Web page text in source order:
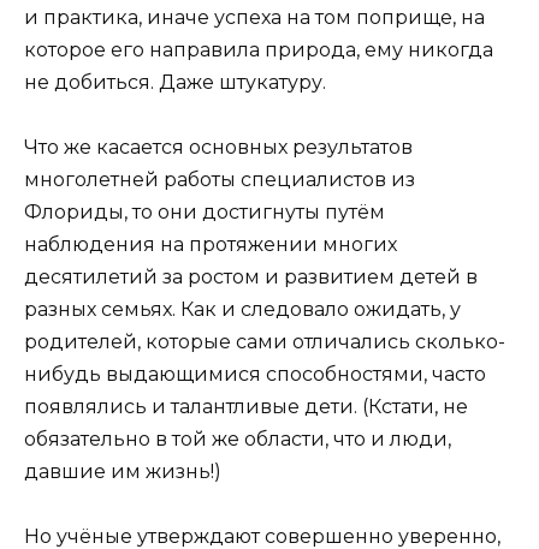
и практика, иначе успеха на том поприще, на
которое его направила природа, ему никогда
не добиться. Даже штукатуру.
Что же касается основных результатов
многолетней работы специалистов из
Флориды, то они достигнуты путём
наблюдения на протяжении многих
десятилетий за ростом и развитием детей в
разных семьях. Как и следовало ожидать, у
родителей, которые сами отличались сколько-
нибудь выдающимися способностями, часто
появлялись и талантливые дети. (Кстати, не
обязательно в той же области, что и люди,
давшие им жизнь!)
Но учёные утверждают совершенно уверенно,